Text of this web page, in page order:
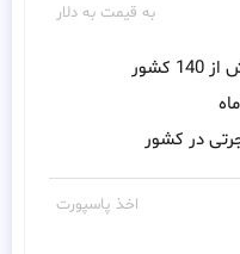
به قیمت به دلار
در کشور
اخذ پاسپورت